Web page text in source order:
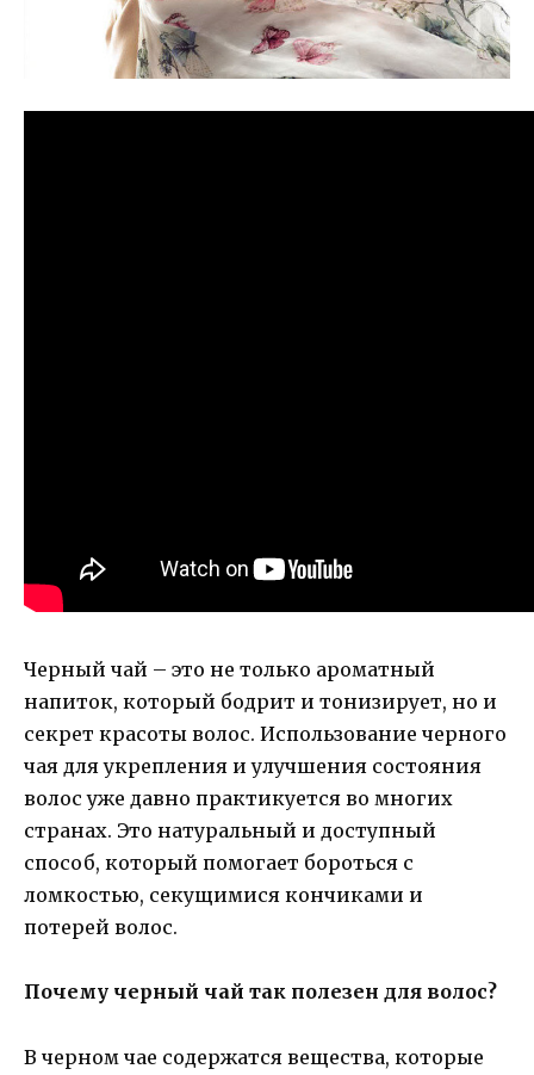
Черный чай – это не только ароматный
напиток, который бодрит и тонизирует, но и
секрет красоты волос. Использование черного
чая для укрепления и улучшения состояния
волос уже давно практикуется во многих
странах. Это натуральный и доступный
способ, который помогает бороться с
ломкостью, секущимися кончиками и
потерей волос.
Почему черный чай так полезен для волос?
В черном чае содержатся вещества, которые